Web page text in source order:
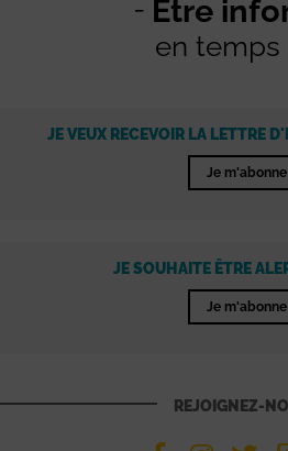
Être
en temps
JE VEUX RECEVOIR LA LETTRE
Je m'abonne
JE SOUHAITE ÊTRE
Je m'abonne
REJOIGNEZ-